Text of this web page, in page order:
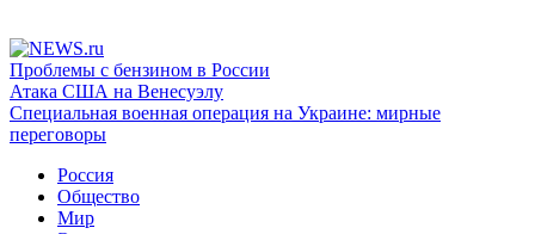
Проблемы с бензином в России
Атака США на Венесуэлу
Специальная военная операция на Украине: мирные
переговоры
Россия
Общество
Мир